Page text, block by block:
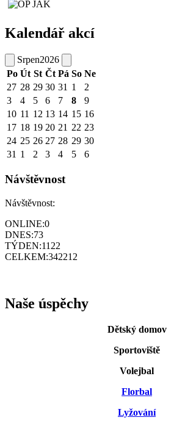
Kalendář akcí
Srpen2026
Po Út St Čt Pá So Ne
27 28 29 30 31 1
2
3
4 5 6 7 8
9
10 11 12 13 14 15 16
17 18 19 20 21 22 23
24 25 26 27 28 29 30
31 1 2 3 4 5 6
Návštěvnost
Návštěvnost:
ONLINE:0
DNES:73
TÝDEN:1122
CELKEM:342212
Naše úspěchy
Dětský domov
Sportoviště
Volejbal
Florbal
Lyžování